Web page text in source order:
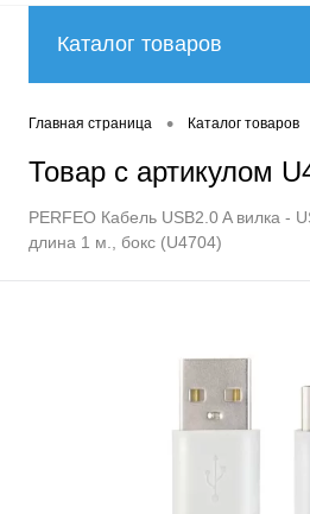
Каталог товаров
Главная страница • Каталог товаров
Товар с артикулом
PERFEO Кабель USB2.0 A вилка -
длина 1 м., бокс (U4704)